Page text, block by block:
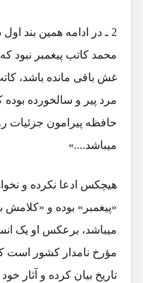
2 ـ در ادامه همین بند
محمد کاتب پیغمبر نبود
غش باقی مانده باشد،
مرد پیر و سالخورده
حافظه پیرامون جزئیات
میباشد....»
هیچکس ادعا نکرده و
«پیغمبر» بوده و
میباشد، برعکس او یک
مؤرخ نامدار کشور است
تاریخ بیان کرده و آثار